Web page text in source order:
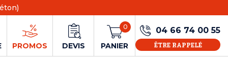
PROMOS DEVIS PANIER
0 04 66 74 00 55
ÊTRE RAPPELÉ